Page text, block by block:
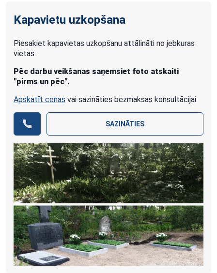
Kapavietu uzkopšana
Piesakiet kapavietas uzkopšanu attālināti no jebkuras
vietas.
Pēc darbu veikšanas saņemsiet foto atskaiti
"pirms un pēc".
Apskatīt cenas vai sazināties bezmaksas konsultācijai.
SAZINĀTIES